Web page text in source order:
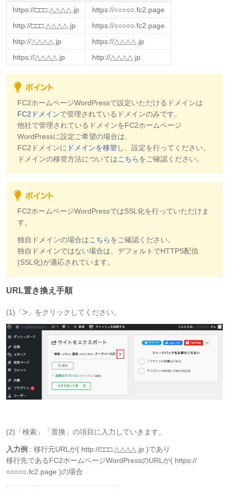
https://□□□.△△△△.jp
https://○○○○○.fc2.page
http://□□□.△△△△.jp
https://○○○○○.fc2.page
http://△△△△.jp
https://△△△△.jp
https://△△△△.jp
http://△△△△.jp
FC2ホームページWordPressで設定いただけるドメインは
FC2ドメインで管理されているドメインのみです。
他社で管理されているドメインをFC2ホームページ
WordPressに設定ご希望の場合は、
FC2ドメインに ドメインを移管 し、設定を行ってください。
ドメインの移管方法についてはこちらをご確認ください。
FC2ホームページWordPressではSSL化を行っていただけま
す。
独自ドメインの場合はこちらをご確認ください。
独自ドメインではない場合は、デフォルトでHTTPS配信
(SSL化)が適応されています。
URL置き換え手順
(1)「ᐳ」をクリックしてください。
(2)「検索」「置換」の項目に入力していきます。
入力例 : 移行元URLが( http://□□□.△△△△.jp )であり
移行先であるFC2ホームページWordPressのURLが( https://
○○○○○.fc2.page )の場合